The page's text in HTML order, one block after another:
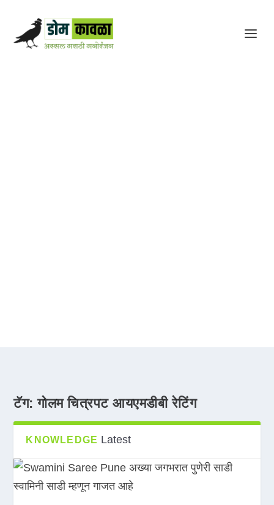
टॅग:गोलम चित्रपट आयएमडीबी रेटिंग
KNOWLEDGE Latest